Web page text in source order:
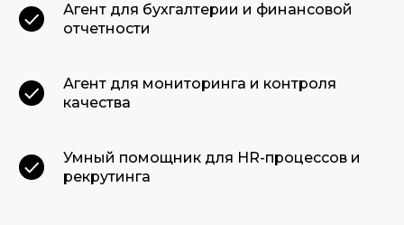
Агент для бухгалтерии и финансовой
отчетности
Агент для мониторинга и контроля
качества
Умный помощник для HR-процессов и
рекрутинга